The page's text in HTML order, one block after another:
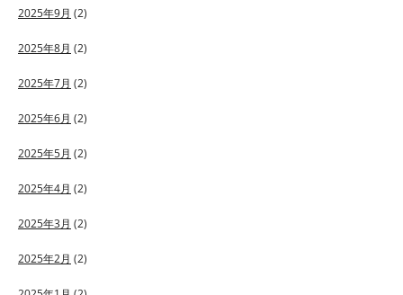
2025年9月 (2)
2025年8月 (2)
2025年7月 (2)
2025年6月 (2)
2025年5月 (2)
2025年4月 (2)
2025年3月 (2)
2025年2月 (2)